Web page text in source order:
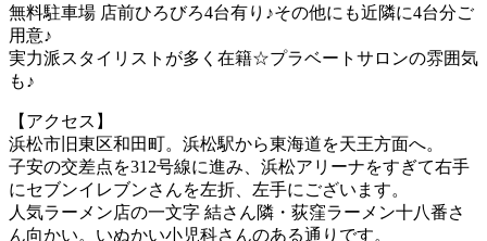
無料駐車場 店前ひろびろ4台有り♪その他にも近隣に4台分ご
用意♪
実力派スタイリストが多く在籍☆プラベートサロンの雰囲気
も♪
【アクセス】
浜松市旧東区和田町。浜松駅から東海道を天王方面へ。
子安の交差点を312号線に進み、浜松アリーナをすぎて右手
にセブンイレブンさんを左折、左手にございます。
人気ラーメン店の一文字 結さん隣・荻窪ラーメン十八番さ
ん向かい。いぬかい小児科さんのある通りです。